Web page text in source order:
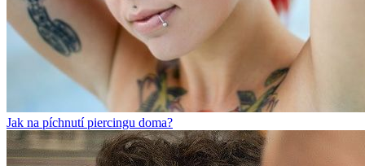
Jak na píchnutí piercingu doma?